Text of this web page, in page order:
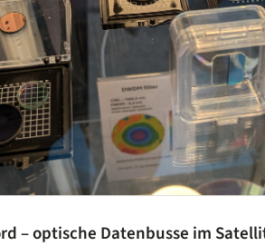
– optische Datenbusse im